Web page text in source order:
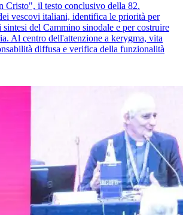
Cristo", il testo conclusivo della 82.
vescovi italiani, identifica le priorità per
del Cammino sinodale e per costruire
Al centro dell'attenzione a kerygma, vita
diffusa e verifica della funzionalità